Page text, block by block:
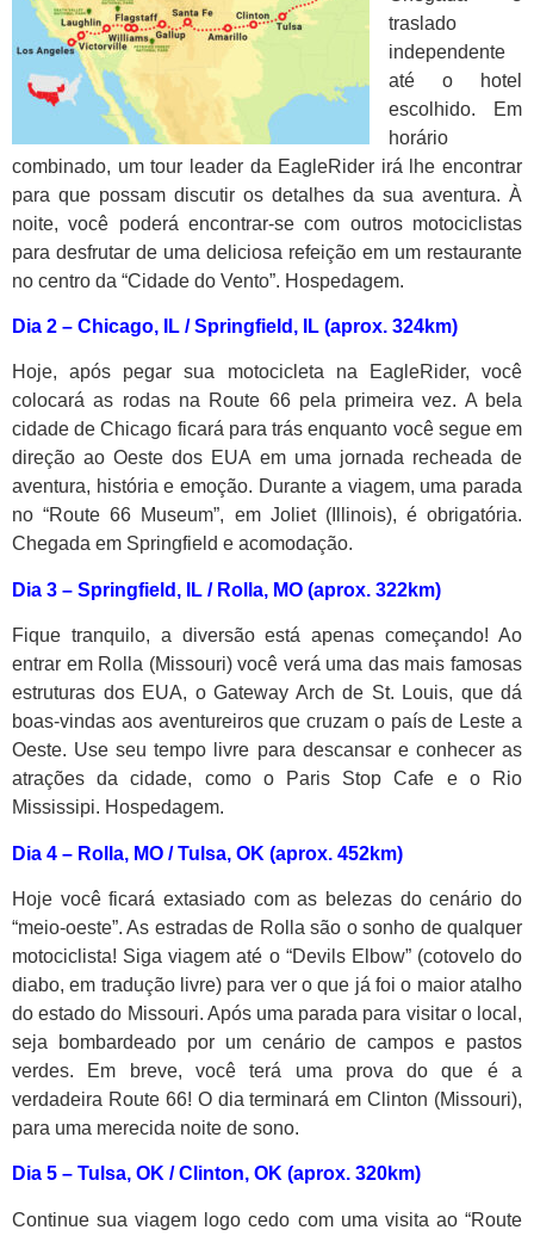
traslado
independente
até o hotel
escolhido. Em
horário
combinado, um tour leader da EagleRider irá lhe encontrar
para que possam discutir os detalhes da sua aventura. À
noite, você poderá encontrar-se com outros motociclistas
para desfrutar de uma deliciosa refeição em um restaurante
no centro da “Cidade do Vento”. Hospedagem.
Dia 2 – Chicago, IL / Springfield, IL (aprox. 324km)
Hoje, após pegar sua motocicleta na EagleRider, você
colocará as rodas na Route 66 pela primeira vez. A bela
cidade de Chicago ficará para trás enquanto você segue em
direção ao Oeste dos EUA em uma jornada recheada de
aventura, história e emoção. Durante a viagem, uma parada
no “Route 66 Museum”, em Joliet (Illinois), é obrigatória.
Chegada em Springfield e acomodação.
Dia 3 – Springfield, IL / Rolla, MO (aprox. 322km)
Fique tranquilo, a diversão está apenas começando! Ao
entrar em Rolla (Missouri) você verá uma das mais famosas
estruturas dos EUA, o Gateway Arch de St. Louis, que dá
boas-vindas aos aventureiros que cruzam o país de Leste a
Oeste. Use seu tempo livre para descansar e conhecer as
atrações da cidade, como o Paris Stop Cafe e o Rio
Mississipi. Hospedagem.
Dia 4 – Rolla, MO / Tulsa, OK (aprox. 452km)
Hoje você ficará extasiado com as belezas do cenário do
“meio-oeste”. As estradas de Rolla são o sonho de qualquer
motociclista! Siga viagem até o “Devils Elbow” (cotovelo do
diabo, em tradução livre) para ver o que já foi o maior atalho
do estado do Missouri. Após uma parada para visitar o local,
seja bombardeado por um cenário de campos e pastos
verdes. Em breve, você terá uma prova do que é a
verdadeira Route 66! O dia terminará em Clinton (Missouri),
para uma merecida noite de sono.
Dia 5 – Tulsa, OK / Clinton, OK (aprox. 320km)
Continue sua viagem logo cedo com uma visita ao “Route